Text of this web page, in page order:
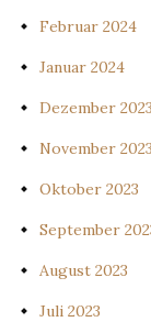
Februar 2024
Januar 2024
Dezember 2023
November 2023
Oktober 2023
September
August 2023
Juli 2023